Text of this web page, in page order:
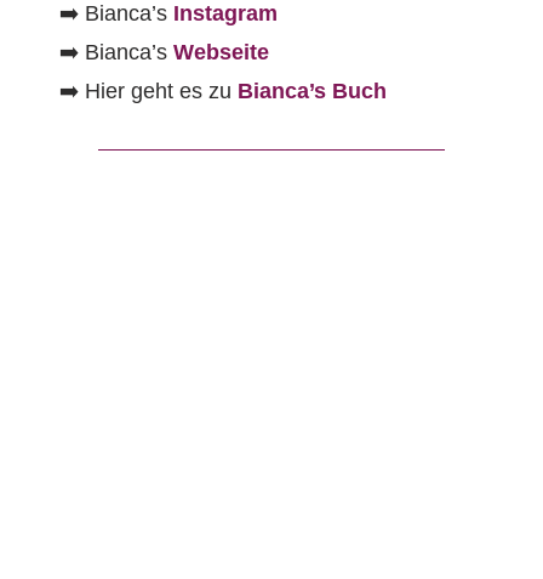
➡️ Bianca’s Instagram
➡️ Bianca’s Webseite
➡️ Hier geht es zu Bianca’s Buch